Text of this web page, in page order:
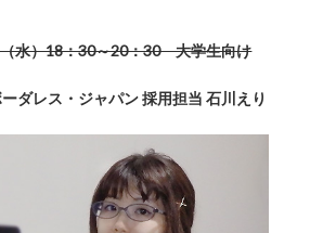
水）18：30～20：30 大学生向け
ダレス・ジャパン 採用担当 石川えり